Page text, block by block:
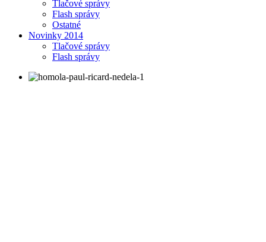
Tlačové správy
Flash správy
Ostatné
Novinky 2014
Tlačové správy
Flash správy